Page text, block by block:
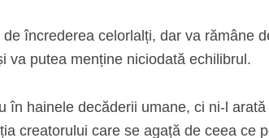
încrederea celorlalți, dar va rămâne
va putea menține niciodată echilibrul.
în hainele decăderii umane, ci ni-l
creatorului care se agață de ceea ce